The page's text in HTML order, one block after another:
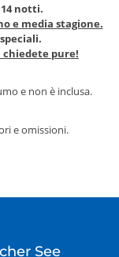
notti.
e media stagione.
speciali.
chiedete pure!
e non è inclusa.
e omissioni.
See